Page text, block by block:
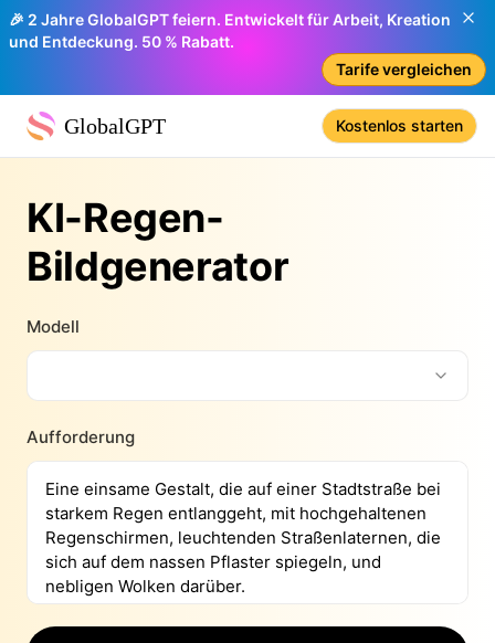
🎉 2 Jahre GlobalGPT feiern. Entwickelt für Arbeit, Kreation
und Entdeckung. 50 % Rabatt.
Tarife vergleichen
GlobalGPT Kostenlos starten
KI-Regen-
Bildgenerator
Modell
Aufforderung